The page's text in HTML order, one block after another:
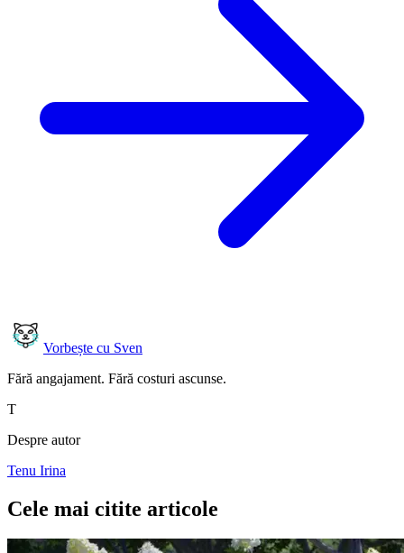
Vorbește cu Sven
Fără angajament. Fără costuri ascunse.
T
Despre autor
Tenu Irina
Cele mai citite articole